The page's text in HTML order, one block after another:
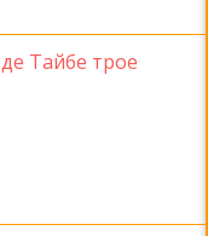
Тайбе трое